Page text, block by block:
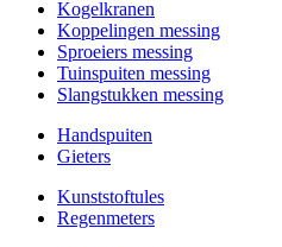
Kogelkranen
Koppelingen messing
Sproeiers messing
Tuinspuiten messing
Slangstukken messing
Handspuiten
Gieters
Kunststoftules
Regenmeters